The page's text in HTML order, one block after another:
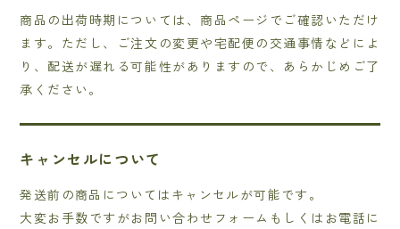
商品の出荷時期については、商品ページでご確認いただけ
ます。ただし、ご注文の変更や宅配便の交通事情などによ
り、配送が遅れる可能性がありますので、あらかじめご了
承ください。
キャンセルについて
発送前の商品についてはキャンセルが可能です。
大変お手数ですがお問い合わせフォームもしくはお電話に